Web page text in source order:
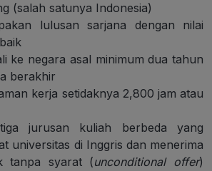
(salah satunya Indonesia)
lulusan sarjana dengan nilai
ke negara asal minimum dua tahun
berakhir
kerja setidaknya 2,800 jam atau
jurusan kuliah berbeda yang
universitas di Inggris dan menerima
tanpa syarat (unconditional offer)